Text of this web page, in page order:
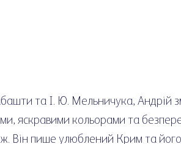
та І. Ю. Мельничука, Андрій
яскравими кольорами та
Він пише улюблений Крим та